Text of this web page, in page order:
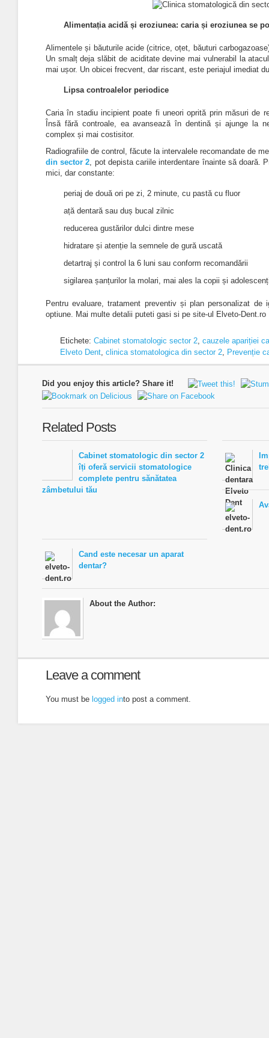
Alimentația acidă și eroziunea: caria și eroziunea se
Alimentele și băuturile acide (citrice, oțet, băuturi
Un smalț deja slăbit de aciditate devine mai vulnerabil la
mai ușor. Un obicei frecvent, dar riscant, este periajul imediat
Lipsa controalelor periodice
Caria în stadiu incipient poate fi uneori oprită prin măsuri de
Însă fără controale, ea avansează în dentină și ajunge la
complex și mai costisitor.
Radiografiile de control, făcute la intervalele recomandate de
din sector 2, pot depista cariile interdentare înainte să doară.
mici, dar constante:
periaj de două ori pe zi, 2 minute, cu pastă cu fluor
ață dentară sau duș bucal zilnic
reducerea gustărilor dulci dintre mese
hidratare și atenție la semnele de gură uscată
detartraj și control la 6 luni sau conform recomandării
sigilarea șanțurilor la molari, mai ales la copii și
Pentru evaluare, tratament preventiv și plan personalizat de
optiune. Mai multe detalii puteti gasi si pe site-ul Elveto-Dent.ro
Etichete: Cabinet stomatologic sector 2, cauzele apariției
Elveto Dent, clinica stomatologica din sector 2, Prevenție
Did you enjoy this article? Share it!
Related Posts
Cabinet stomatologic din sector 2
îți oferă servicii stomatologice
complete pentru sănătatea
zâmbetului tău
Cand este necesar un aparat
dentar?
About the Author:
Leave a comment
You must be logged into post a comment.